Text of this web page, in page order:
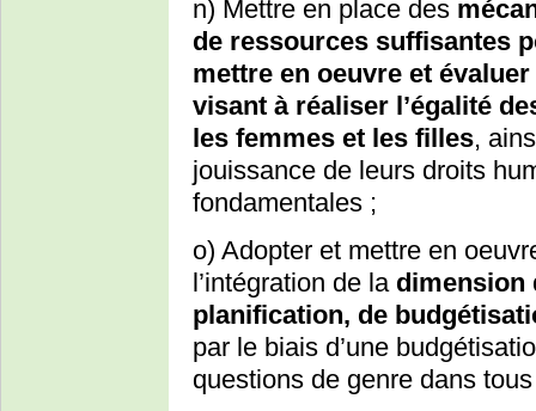
n) Mettre en place des
de ressources suffisantes
mettre en oeuvre et
visant à réaliser l’égalité
les femmes et les filles,
jouissance de leurs droits
fondamentales ;
o) Adopter et mettre en
l’intégration de la dimension
planification, de
par le biais d’une
questions de genre dans